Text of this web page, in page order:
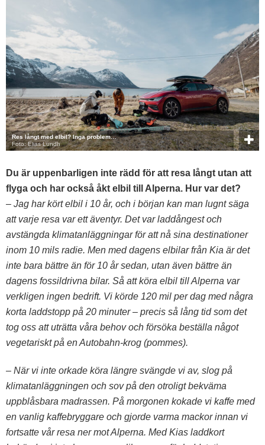
Res långt med elbil? Inga problem…
Foto: Elias Lundh
Du är uppenbarligen inte rädd för att resa långt utan att
flyga och har också åkt elbil till Alperna. Hur var det?
– Jag har kört elbil i 10 år, och i början kan man lugnt säga
att varje resa var ett äventyr. Det var laddångest och
avstängda klimatanläggningar för att nå sina destinationer
inom 10 mils radie. Men med dagens elbilar från Kia är det
inte bara bättre än för 10 år sedan, utan även bättre än
dagens fossildrivna bilar. Så att köra elbil till Alperna var
verkligen ingen bedrift. Vi körde 120 mil per dag med några
korta laddstopp på 20 minuter – precis så lång tid som det
tog oss att uträtta våra behov och försöka beställa något
vegetariskt på en Autobahn-krog (pommes).
– När vi inte orkade köra längre svängde vi av, slog på
klimatanläggningen och sov på den otroligt bekväma
uppblåsbara madrassen. På morgonen kokade vi kaffe med
en vanlig kaffebryggare och gjorde varma mackor innan vi
fortsatte vår resa ner mot Alperna. Med Kias laddkort